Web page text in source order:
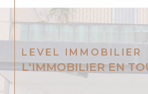
LEVEL IMMOBILIER
L'IMMOBILIER EN